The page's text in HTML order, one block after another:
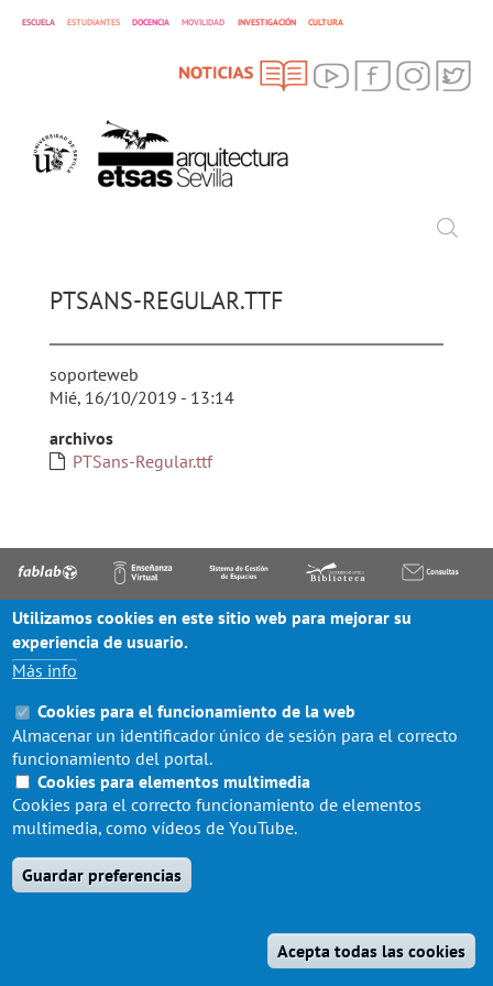
ESCUELA ESTUDIANTES DOCENCIA MOVILIDAD INVESTIGACIÓN CULTURA
PTSANS-REGULAR.TTF
soporteweb
Mié, 16/10/2019 - 13:14
archivos
PTSans-Regular.ttf
© ESCUELA DE ARQUITECTURA 2020
Utilizamos cookies en este sitio web para mejorar su
experiencia de usuario.
Más info
Cookies para el funcionamiento de la web
Almacenar un identificador único de sesión para el correcto
funcionamiento del portal.
Cookies para elementos multimedia
Cookies para el correcto funcionamiento de elementos
multimedia, como vídeos de YouTube.
Guardar preferencias
Acepta todas las cookies